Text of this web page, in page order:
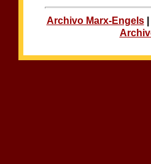
Archivo Marx-Engels|